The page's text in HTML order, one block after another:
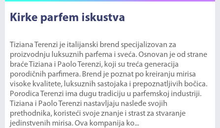
Kirke parfem iskustva
Tiziana Terenzi je italijanski brend specijalizovan za
proizvodnju luksuznih parfema i sveća. Osnovan je od strane
braće Tiziana i Paolo Terenzi, koji su treća generacija
porodičnih parfimera. Brend je poznat po kreiranju mirisa
visoke kvalitete, luksuznih sastojaka i prepoznatljivih bočica.
Porodica Terenzi ima dugu tradiciju u parfemskoj industriji.
Tiziana i Paolo Terenzi nastavljaju nasleđe svojih
prethodnika, koristeći svoje znanje i strast za stvaranje
jedinstvenih mirisa. Ova kompanija ko...